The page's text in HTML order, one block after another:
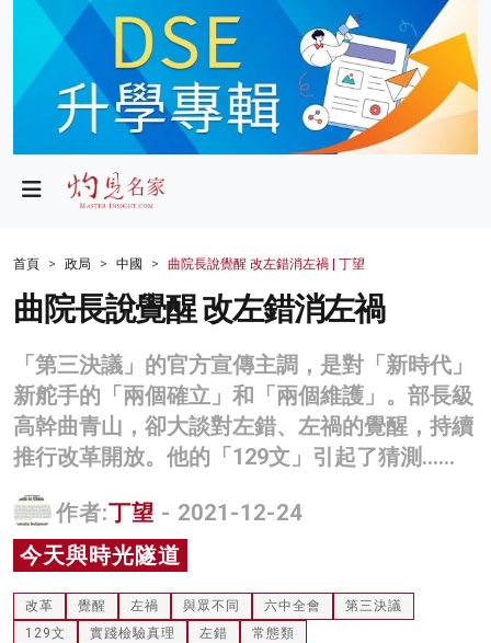
政局
財經
生活
商業
科技
名家榜
灼見活動
關於我們
首頁 政局 中國 曲院長說覺醒 改左錯消左禍 | 丁望
曲院長說覺醒 改左錯消左禍
「第三決議」的官方宣傳主調，是對「新時代」
新舵手的「兩個確立」和「兩個維護」。部長級
高幹曲青山，卻大談對左錯、左禍的覺醒，持續
推行改革開放。他的「129文」引起了猜測……
作者:丁望 - 2021-12-24
今天與時光隧道
改革 覺醒 左禍 與眾不同 六中全會
第三決議
129文
實踐檢驗真理 左錯 常態類